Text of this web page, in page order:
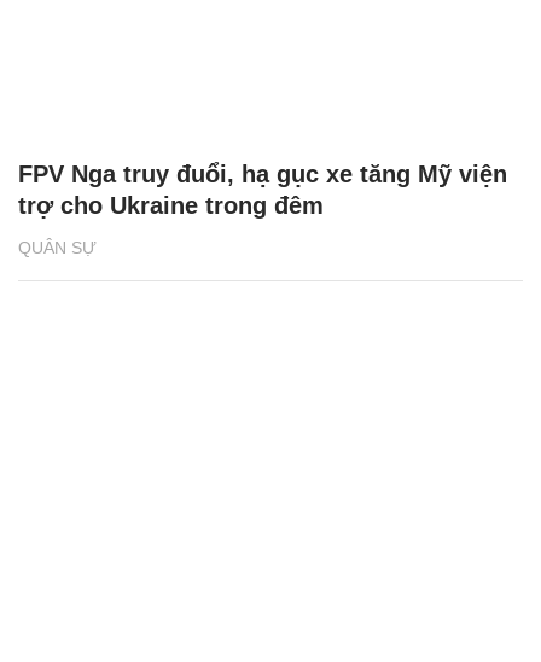
QUÂN SỰ
FPV Nga truy đuổi, hạ gục xe tăng Mỹ viện
trợ cho Ukraine trong đêm